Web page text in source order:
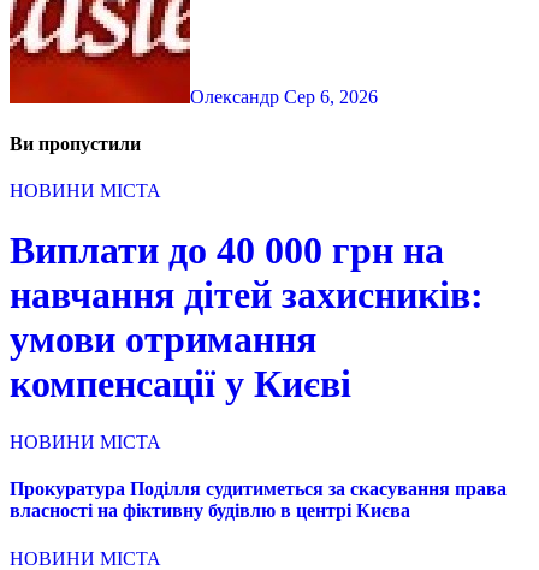
Олександр Сер 6, 2026
Ви пропустили
НОВИНИ МІСТА
Виплати до 40 000 грн на
навчання дітей захисників:
умови отримання
компенсації у Києві
НОВИНИ МІСТА
Прокуратура Поділля судитиметься за скасування права
власності на фіктивну будівлю в центрі Києва
НОВИНИ МІСТА